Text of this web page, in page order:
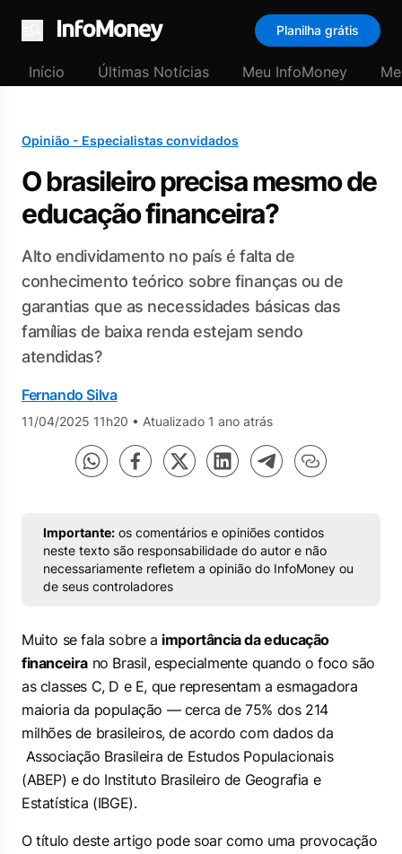
Menu
Planilha grátis
Início Últimas Notícias Meu InfoMoney
Opinião - Especialistas convidados
O brasileiro precisa mesmo de
educação financeira?
Alto endividamento no país é falta de
conhecimento teórico sobre finanças ou de
garantias que as necessidades básicas das
famílias de baixa renda estejam sendo
atendidas?
Fernando Silva
11/04/2025 11h20 • Atualizado 1 ano atrás
Importante: os comentários e opiniões contidos
neste texto são responsabilidade do autor e não
necessariamente refletem a opinião do InfoMoney ou
de seus controladores
Muito se fala sobre a importância da educação
financeira no Brasil, especialmente quando o foco são
as classes C, D e E, que representam a esmagadora
maioria da população — cerca de 75% dos 214
milhões de brasileiros, de acordo com dados da
Associação Brasileira de Estudos Populacionais
(ABEP) e do Instituto Brasileiro de Geografia e
Estatística (IBGE).
O título deste artigo pode soar como uma provocação